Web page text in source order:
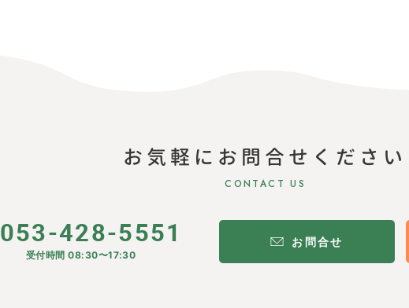
お気軽にお問合せください
CONTACT US
053-428-5551
受付時間 08:30〜17:30
お問合せ